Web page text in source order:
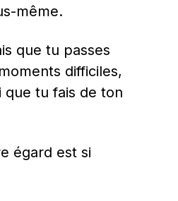
même.
que tu passes
difficiles,
que tu fais de ton
égard est si